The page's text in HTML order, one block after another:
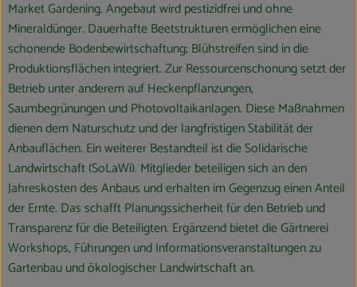
Market Gardening. Angebaut wird pestizidfrei und ohne
Mineraldünger. Dauerhafte Beetstrukturen ermöglichen eine
schonende Bodenbewirtschaftung; Blühstreifen sind in die
Produktionsflächen integriert. Zur Ressourcenschonung setzt der
Betrieb unter anderem auf Heckenpflanzungen,
Saumbegrünungen und Photovoltaikanlagen. Diese Maßnahmen
dienen dem Naturschutz und der langfristigen Stabilität der
Anbauflächen. Ein weiterer Bestandteil ist die Solidarische
Landwirtschaft (SoLaWi). Mitglieder beteiligen sich an den
Jahreskosten des Anbaus und erhalten im Gegenzug einen Anteil
der Ernte. Das schafft Planungssicherheit für den Betrieb und
Transparenz für die Beteiligten. Ergänzend bietet die Gärtnerei
Workshops, Führungen und Informationsveranstaltungen zu
Gartenbau und ökologischer Landwirtschaft an.